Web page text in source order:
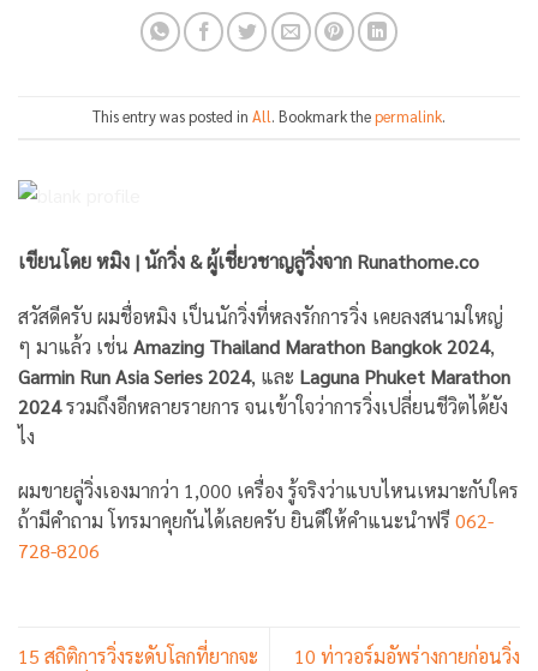
This entry was posted in All. Bookmark thepermalink.
เขียนโดย หมิง | นักวิ่ง & ผู้เชี่ยวชาญลู่วิ่งจาก Runathome.co
สวัสดีครับ ผมชื่อหมิง เป็นนักวิ่งที่หลงรักการวิ่ง เคยลงสนามใหญ่
ๆ มาแล้ว เช่น Amazing Thailand Marathon Bangkok 2024,
Garmin Run Asia Series 2024, และ Laguna Phuket Marathon
2024รวมถึงอีกหลายรายการ จนเข้าใจว่าการวิ่งเปลี่ยนชีวิตได้ยัง
ไง
ผมขายลู่วิ่งเองมากว่า 1,000 เครื่อง รู้จริงว่าแบบไหนเหมาะกับใคร
ถ้ามีคำถาม โทรมาคุยกันได้เลยครับ ยินดีให้คำแนะนำฟรี 062-
728-8206
15 สถิติการวิ่งระดับโลกที่ยากจะ
10 ท่าวอร์มอัพร่างกายก่อนวิ่ง